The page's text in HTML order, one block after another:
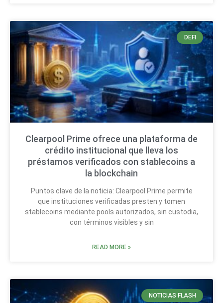
DEFI
Clearpool Prime ofrece una plataforma de
crédito institucional que lleva los
préstamos verificados con stablecoins a
la blockchain
Puntos clave de la noticia: Clearpool Prime permite
que instituciones verificadas presten y tomen
stablecoins mediante pools autorizados, sin custodia,
con términos visibles y sin
READ MORE »
NOTICIAS FLASH